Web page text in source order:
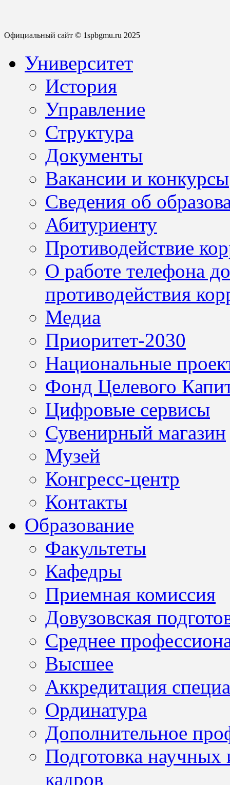
Официальный сайт © 1spbgmu.ru 2025
Университет
История
Управление
Структура
Документы
Вакансии и конкурсы
Сведения об
Абитуриенту
Противодействие
О работе телефона
противодействия
Медиа
Приоритет-2030
Национальные
Фонд Целевого
Цифровые сервисы
Сувенирный магазин
Музей
Конгресс-центр
Контакты
Образование
Факультеты
Кафедры
Приемная комиссия
Довузовская
Среднее
Высшее
Аккредитация
Ординатура
Дополнительное
Подготовка научных
кадров